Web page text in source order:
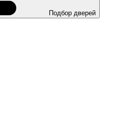
Подбор дверей